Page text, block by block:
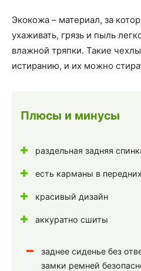
Экокожа – материал, за
ухаживать, грязь и пыль
влажной тряпки. Такие
истиранию, и их можно
Плюсы и минусы
раздельная задняя
есть карманы в
красивый дизайн
аккуратно сшиты
заднее сиденье без
замки ремней